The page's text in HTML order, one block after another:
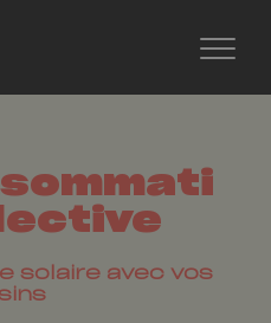
solaire avec vos